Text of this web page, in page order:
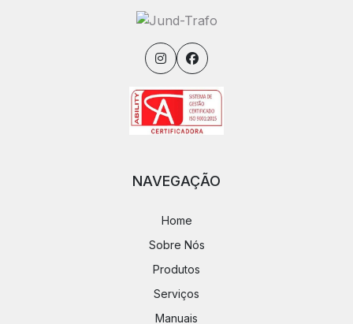
NAVEGAÇÃO
Home
Sobre Nós
Produtos
Serviços
Manuais